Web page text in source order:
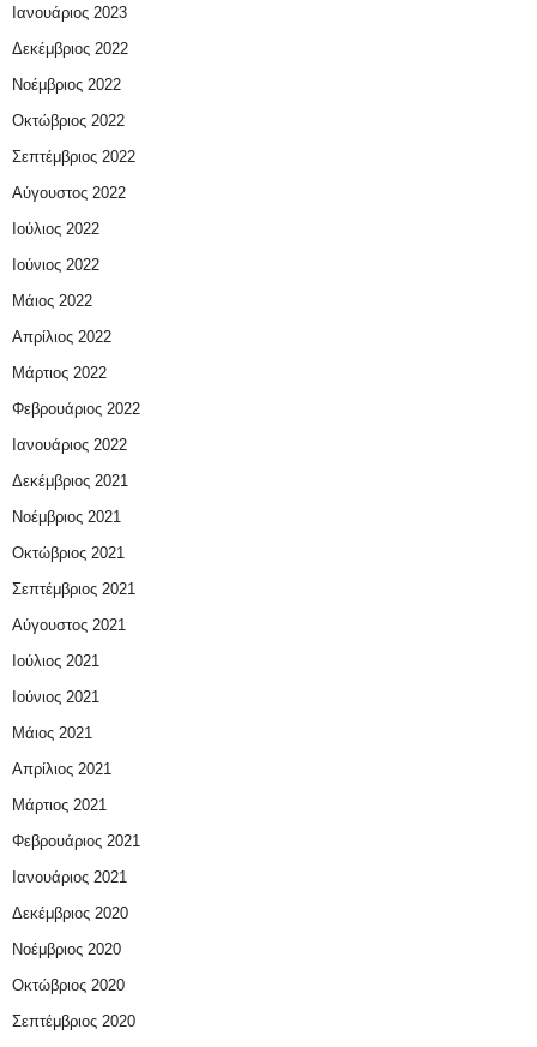
Ιανουάριος 2023
Δεκέμβριος 2022
Νοέμβριος 2022
Οκτώβριος 2022
Σεπτέμβριος 2022
Αύγουστος 2022
Ιούλιος 2022
Ιούνιος 2022
Μάιος 2022
Απρίλιος 2022
Μάρτιος 2022
Φεβρουάριος 2022
Ιανουάριος 2022
Δεκέμβριος 2021
Νοέμβριος 2021
Οκτώβριος 2021
Σεπτέμβριος 2021
Αύγουστος 2021
Ιούλιος 2021
Ιούνιος 2021
Μάιος 2021
Απρίλιος 2021
Μάρτιος 2021
Φεβρουάριος 2021
Ιανουάριος 2021
Δεκέμβριος 2020
Νοέμβριος 2020
Οκτώβριος 2020
Σεπτέμβριος 2020